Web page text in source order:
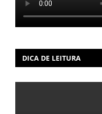
DICA DE LEITURA